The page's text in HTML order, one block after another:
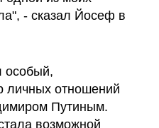
- сказал Йосеф в
особый,
личных отношений
Путиным.
возможной